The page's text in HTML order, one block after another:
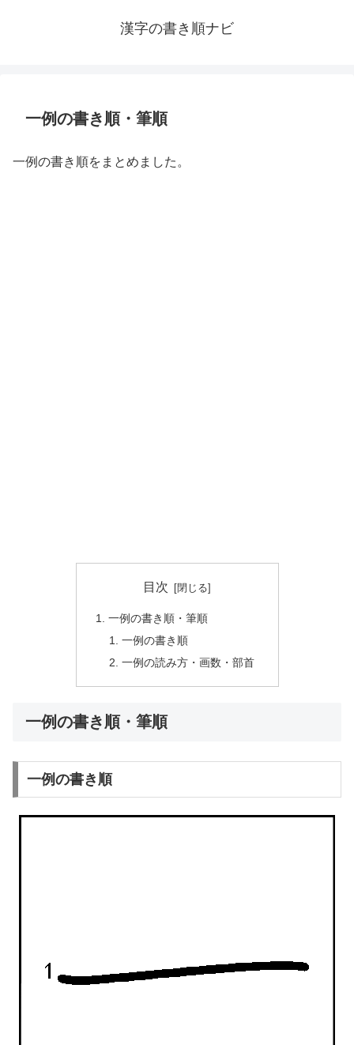
漢字の書き順ナビ
一例の書き順・筆順
一例の書き順をまとめました。
目次
一例の書き順・筆順
一例の書き順
一例の読み方・画数・部首
一例の書き順・筆順
一例の書き順